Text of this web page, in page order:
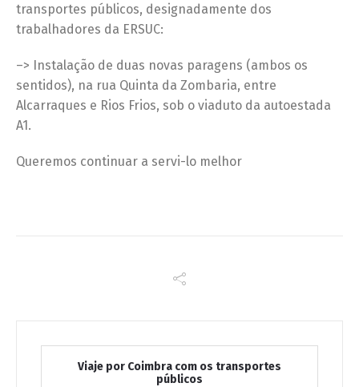
transportes públicos, designadamente dos
trabalhadores da ERSUC:
–> Instalação de duas novas paragens (ambos os
sentidos), na rua Quinta da Zombaria, entre
Alcarraques e Rios Frios, sob o viaduto da autoestada
A1.
Queremos continuar a servi-lo melhor
Viaje por Coimbra com os transportes
públicos